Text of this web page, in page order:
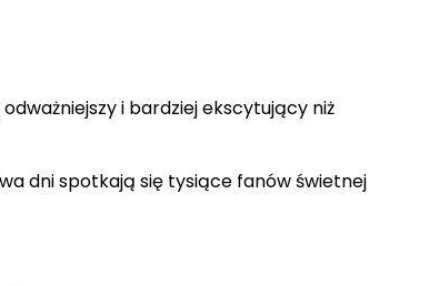
i bardziej ekscytujący niż
dni spotkają się tysiące fanów świetnej